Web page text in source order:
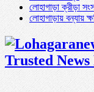
লোহাগাড়া ক্রীড়া
লোহাগাড়ায় বন্যায়
Trusted